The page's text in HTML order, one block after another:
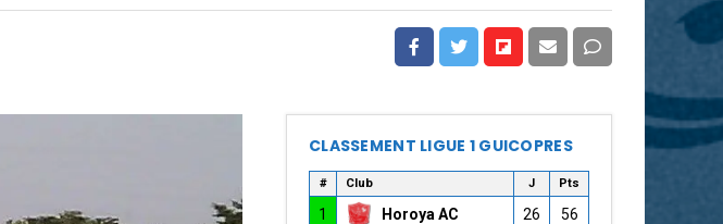
CLASSEMENT LIGUE 1 GUICOPRES
# Club J Pts
1 Horoya AC 26 56